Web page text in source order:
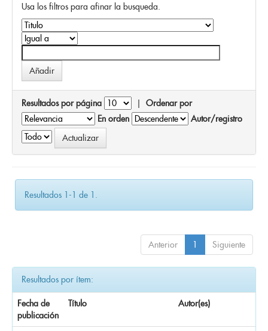
Usa los filtros para afinar la busqueda.
Resultados por página | Ordenar por
En orden
Autor/registro
Resultados 1-1 de 1.
Anterior 1 Siguiente
Resultados por ítem:
Fecha de
publicación
Título Autor(es)